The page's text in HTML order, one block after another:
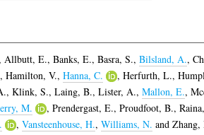
Allbutt, E., Banks, E., Basra, S., Bilsland, A.,
, Hamilton, V., Hanna, C. , Herfurth, L.,
, Klink, S., Laing, B., Lister, A., Mallon, E.,
M. , Prendergast, E., Proudfoot, B.,
, Vansteenhouse, H., Williams, N. and Zhang,